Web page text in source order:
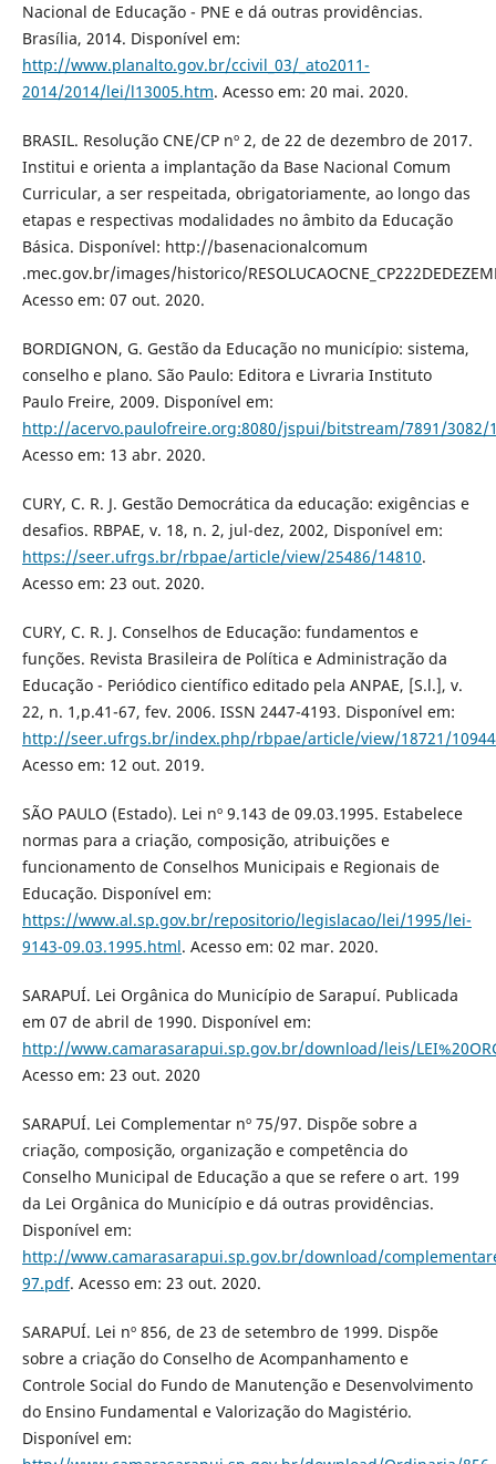
Nacional de Educação - PNE e dá outras providências.
Brasília, 2014. Disponível em:
http://www.planalto.gov.br/ccivil_03/_ato2011-
2014/2014/lei/l13005.htm. Acesso em: 20 mai. 2020.
BRASIL. Resolução CNE/CP nº 2, de 22 de dezembro de 2017.
Institui e orienta a implantação da Base Nacional Comum
Curricular, a ser respeitada, obrigatoriamente, ao longo das
etapas e respectivas modalidades no âmbito da Educação
Básica. Disponível: http://basenacionalcomum
.mec.gov.br/images/historico/
Acesso em: 07 out. 2020.
BORDIGNON, G. Gestão da Educação no município: sistema,
conselho e plano. São Paulo: Editora e Livraria Instituto
Paulo Freire, 2009. Disponível em:
http://acervo.paulofreire.org:8080/jspui/bitstream/7891/3082/1/
Acesso em: 13 abr. 2020.
CURY, C. R. J. Gestão Democrática da educação: exigências e
desafios. RBPAE, v. 18, n. 2, jul-dez, 2002, Disponível em:
https://seer.ufrgs.br/rbpae/article/view/25486/14810.
Acesso em: 23 out. 2020.
CURY, C. R. J. Conselhos de Educação: fundamentos e
funções. Revista Brasileira de Política e Administração da
Educação - Periódico científico editado pela ANPAE, [S.l.], v.
22, n. 1,p.41-67, fev. 2006. ISSN 2447-4193. Disponível em:
http://seer.ufrgs.br/index.php/rbpae/article/view/18721/10944
Acesso em: 12 out. 2019.
SÃO PAULO (Estado). Lei nº 9.143 de 09.03.1995. Estabelece
normas para a criação, composição, atribuições e
funcionamento de Conselhos Municipais e Regionais de
Educação. Disponível em:
https://www.al.sp.gov.br/repositorio/legislacao/lei/1995/lei-
9143-09.03.1995.html. Acesso em: 02 mar. 2020.
SARAPUÍ. Lei Orgânica do Município de Sarapuí. Publicada
em 07 de abril de 1990. Disponível em:
http://www.camarasarapui.sp.gov.br/download/leis/
Acesso em: 23 out. 2020
SARAPUÍ. Lei Complementar nº 75/97. Dispõe sobre a
criação, composição, organização e competência do
Conselho Municipal de Educação a que se refere o art. 199
da Lei Orgânica do Município e dá outras providências.
Disponível em:
http://www.camarasarapui.sp.gov.br/download/
97.pdf. Acesso em: 23 out. 2020.
SARAPUÍ. Lei nº 856, de 23 de setembro de 1999. Dispõe
sobre a criação do Conselho de Acompanhamento e
Controle Social do Fundo de Manutenção e Desenvolvimento
do Ensino Fundamental e Valorização do Magistério.
Disponível em: